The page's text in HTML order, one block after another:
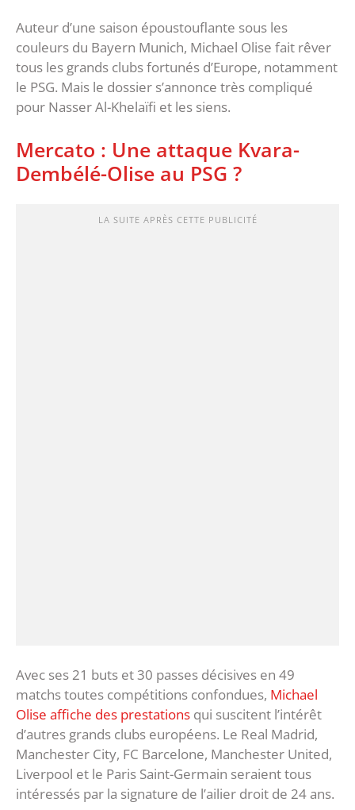
Auteur d’une saison époustouflante sous les
couleurs du Bayern Munich, Michael Olise fait rêver
tous les grands clubs fortunés d’Europe, notamment
le PSG. Mais le dossier s’annonce très compliqué
pour Nasser Al-Khelaïfi et les siens.
Mercato : Une attaque Kvara-
Dembélé-Olise au PSG ?
LA SUITE APRÈS CETTE PUBLICITÉ
Avec ses 21 buts et 30 passes décisives en 49
matchs toutes compétitions confondues, Michael
Olise affiche des prestations qui suscitent l’intérêt
d’autres grands clubs européens. Le Real Madrid,
Manchester City, FC Barcelone, Manchester United,
Liverpool et le Paris Saint-Germain seraient tous
intéressés par la signature de l’ailier droit de 24 ans.